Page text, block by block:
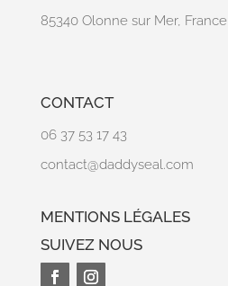
85340 Olonne sur Mer, France
CONTACT
06 37 53 17 43
contact@daddyseal.com
MENTIONS LÉGALES
SUIVEZ NOUS